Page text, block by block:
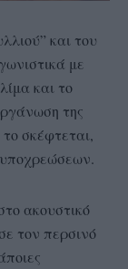
και του
με
και το
της
σκέφτεται,
ακουστικό
τον περσινό